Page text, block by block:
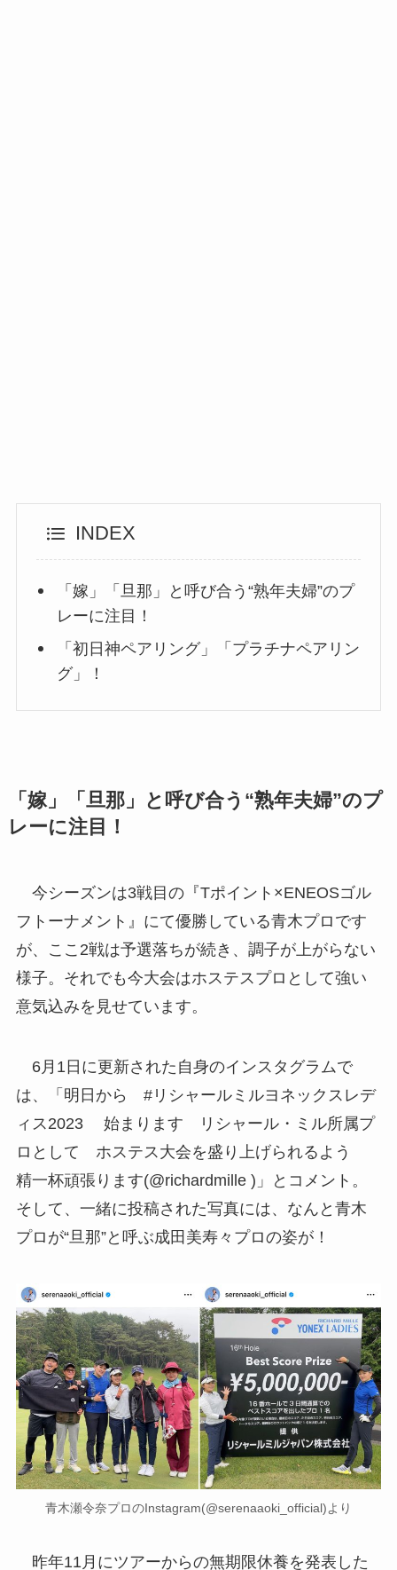
INDEX
「嫁」「旦那」と呼び合う“熟年夫婦”のプ
レーに注目！
「初日神ペアリング」「プラチナペアリン
グ」！
「嫁」「旦那」と呼び合う“熟年夫婦”のプ
レーに注目！
今シーズンは3戦目の『Tポイント×ENEOSゴル
フトーナメント』にて優勝している青木プロです
が、ここ2戦は予選落ちが続き、調子が上がらない
様子。それでも今大会はホステスプロとして強い
意気込みを見せています。
6月1日に更新された自身のインスタグラムで
は、「明日から #リシャールミルヨネックスレデ
ィス2023 始まります リシャール・ミル所属プ
ロとして ホステス大会を盛り上げられるよう
精一杯頑張ります(@richardmille )」とコメント。
そして、一緒に投稿された写真には、なんと青木
プロが“旦那”と呼ぶ成田美寿々プロの姿が！
青木瀬令奈プロのInstagram(@serenaaoki_official)より
昨年11月にツアーからの無期限休養を発表した